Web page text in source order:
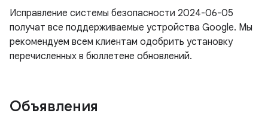
Исправление системы безопасности 2024-06-05
получат все поддерживаемые устройства Google. Мы
рекомендуем всем клиентам одобрить установку
перечисленных в бюллетене обновлений.
Объявления